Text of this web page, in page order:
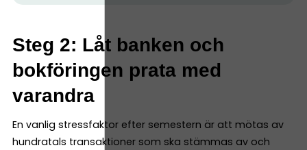
Steg 2: Låt banken och
bokföringen prata med
varandra
En vanlig stressfaktor efter semestern är att mötas av
hundratals transaktioner som ska stämmas av och